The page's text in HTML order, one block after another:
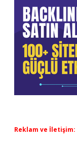
Reklam ve İletişim: